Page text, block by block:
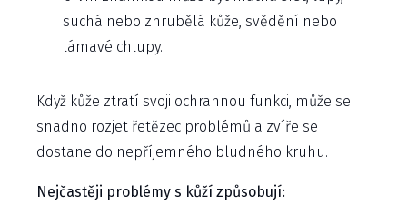
suchá nebo zhrubělá kůže, svědění nebo
lámavé chlupy.
Když kůže ztratí svoji ochrannou funkci, může se
snadno rozjet řetězec problémů a zvíře se
dostane do nepříjemného bludného kruhu.
Nejčastěji problémy s kůží způsobují: